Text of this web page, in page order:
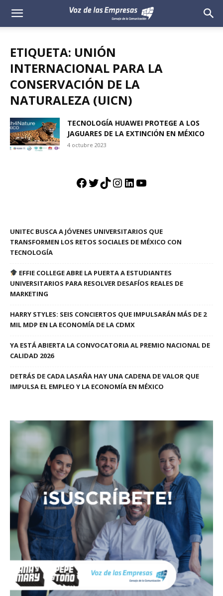
Voz
Empresas
ETIQUETA: UNIÓN
INTERNACIONAL PARA LA
CONSERVACIÓN DE LA
NATURALEZA (UICN)
TECNOLOGÍA HUAWEI PROTEGE A LOS
JAGUARES DE LA EXTINCIÓN EN MÉXICO
4 octubre 2023
Facebook
Twitter
TikTok
Instagram
LinkedIn
YouTube
UNITEC BUSCA A JÓVENES UNIVERSITARIOS QUE
TRANSFORMEN LOS RETOS SOCIALES DE MÉXICO CON
TECNOLOGÍA
EFFIE COLLEGE ABRE LA PUERTA A ESTUDIANTES
UNIVERSITARIOS PARA RESOLVER DESAFÍOS REALES DE
MARKETING
HARRY STYLES: SEIS CONCIERTOS QUE IMPULSARÁN MÁS DE 2
MIL MDP EN LA ECONOMÍA DE LA CDMX
YA ESTÁ ABIERTA LA CONVOCATORIA AL PREMIO NACIONAL DE
CALIDAD 2026
DETRÁS DE CADA LASAÑA HAY UNA CADENA DE VALOR QUE
IMPULSA EL EMPLEO Y LA ECONOMÍA EN MÉXICO